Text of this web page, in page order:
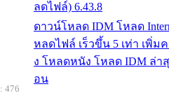
ลดไฟล์) 6.43.8
ดาวน์โหลด IDM โหลด
หลดไฟล์ เร็วขึ้น 5 เท่า เพิ่ม
ง โหลดหนัง โหลด IDM ล่า
อน
476